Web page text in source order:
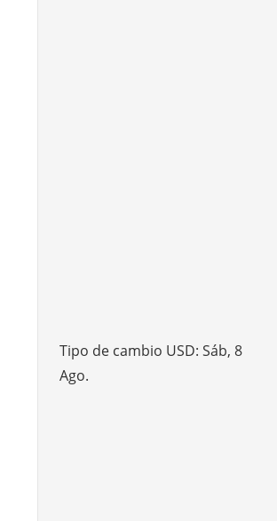
Tipo de cambio USD: Sáb, 8
Ago.